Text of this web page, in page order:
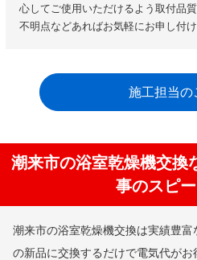
心してご使用いただけるよう取付品
不明点などあればお気軽にお申し付け
施工担当の
潮来市の浴室乾燥機交換
事のスピ
潮来市の浴室乾燥機交換は実績豊
の新品に交換するだけで電気代が